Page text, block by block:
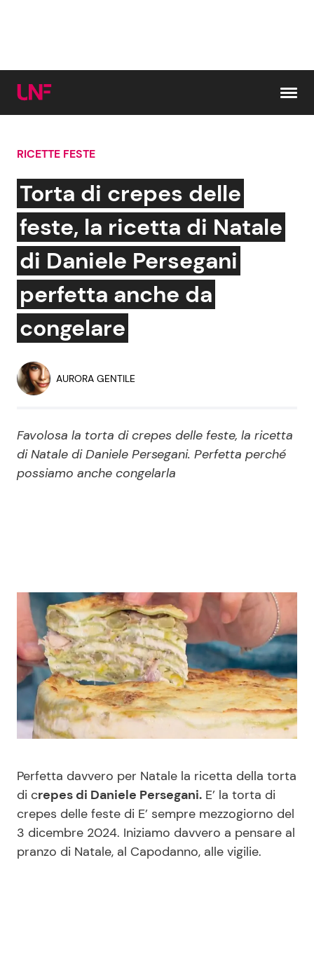
Cerca:
News e Cronaca
Attualità Italiana
Dal Mondo
Economia
Persone Scomparse
Gossip e TV
Bellezze VIP
Coppie VIP
Soap Opera
News Spettacolo
Benessere
Casa
Moda e Style
Mondo Mamma
News benessere
Salute
Cucina e Ricette
Consigli di Cucina
Dolci
Le Ricette in TV
Primi Piatti
Ricette Facili e Veloci
RICETTE FESTE
Torta di crepes delle
feste, la ricetta di Natale
di Daniele Persegani
perfetta anche da
congelare
AURORA GENTILE
Favolosa la torta di crepes delle feste, la ricetta
di Natale di Daniele Persegani. Perfetta perché
possiamo anche congelarla
Perfetta davvero per Natale la ricetta della torta
di crepes di Daniele Persegani. E’ la torta di
crepes delle feste di E’ sempre mezzogiorno del
3 dicembre 2024. Iniziamo davvero a pensare al
pranzo di Natale, al Capodanno, alle vigilie.